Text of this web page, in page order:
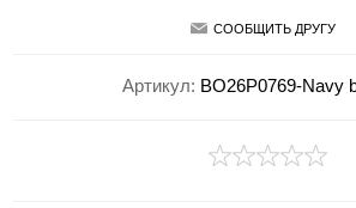
СООБЩИТЬ ДРУГУ
Артикул: BO26P0769-Navy